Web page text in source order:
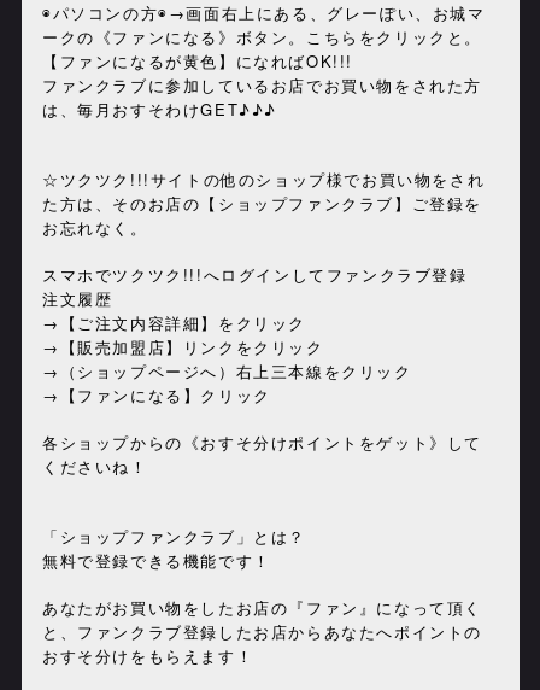
◉パソコンの方◉→画面右上にある、グレーぽい、お城マ
ークの《ファンになる》ボタン。こちらをクリックと。
【ファンになるが黄色】になればOK!!!
ファンクラブに参加しているお店でお買い物をされた方
は、毎月おすそわけGET♪♪♪
☆ツクツク!!!サイトの他のショップ様でお買い物をされ
た方は、そのお店の【ショップファンクラブ】ご登録を
お忘れなく。
スマホでツクツク!!!へログインしてファンクラブ登録
注文履歴
→【ご注文内容詳細】をクリック
→【販売加盟店】リンクをクリック
→（ショップページへ）右上三本線をクリック
→【ファンになる】クリック
各ショップからの《おすそ分けポイントをゲット》して
くださいね！
「ショップファンクラブ」とは？
無料で登録できる機能です！
あなたがお買い物をしたお店の『ファン』になって頂く
と、ファンクラブ登録したお店からあなたへポイントの
おすそ分けをもらえます！